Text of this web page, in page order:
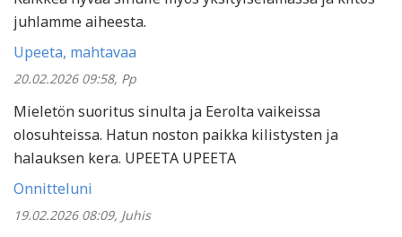
juhlamme aiheesta.
Upeeta, mahtavaa
20.02.2026 09:58, Pp
Mieletön suoritus sinulta ja Eerolta vaikeissa
olosuhteissa. Hatun noston paikka kilistysten ja
halauksen kera. UPEETA UPEETA
Onnitteluni
19.02.2026 08:09, Juhis